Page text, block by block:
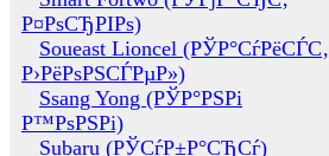
Р¤РѕСЂРІРѕ)
Soueast Lioncel (РЎР°СѓРёСЃС‚
Р›РёРѕРЅСЃРµР»)
Ssang Yong (РЎР°РЅРі
Р™РѕРЅРі)
Subaru (РЎСѓР±Р°СЂСѓ)